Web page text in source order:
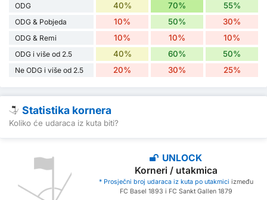
ODG 40% 70% 55%
ODG & Pobjeda 10% 50% 30%
ODG & Remi 10% 10% 10%
ODG i više od 2.5 40% 60% 50%
Ne ODG i više od 2.5 20% 30% 25%
Statistika kornera
Koliko će udaraca iz kuta biti?
UNLOCK
Korneri / utakmica
* Prosječni broj udaraca iz kuta po utakmici između
FC Basel 1893 i FC Sankt Gallen 1879